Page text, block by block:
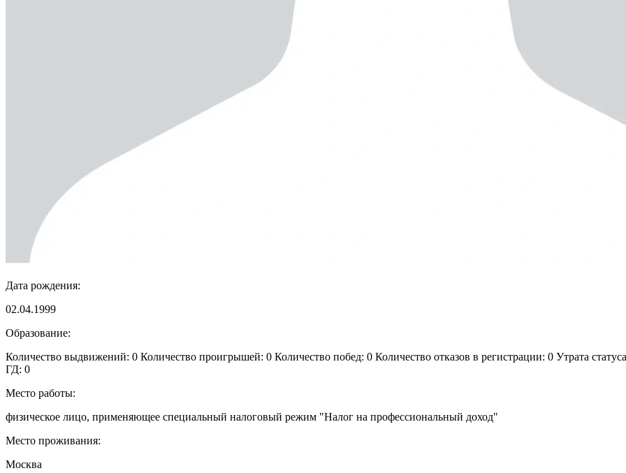
Дата рождения:
02.04.1999
Образование:
Количество выдвижений: 0 Количество проигрышей: 0 Количество побед: 0 Количество отказов в регистрации: 0 Утрата
ГД: 0
Место работы:
физическое лицо, применяющее специальный налоговый режим "Налог на профессиональный доход"
Место проживания:
Москва